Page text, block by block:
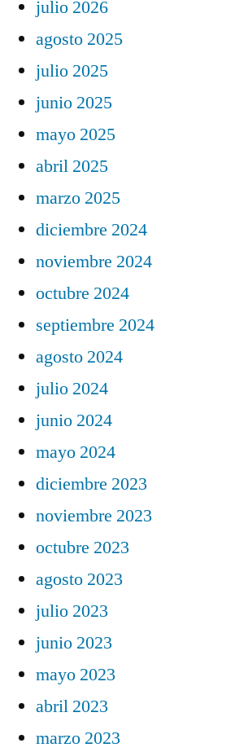
julio 2026
agosto 2025
julio 2025
junio 2025
mayo 2025
abril 2025
marzo 2025
diciembre 2024
noviembre 2024
octubre 2024
septiembre 2024
agosto 2024
julio 2024
junio 2024
mayo 2024
diciembre 2023
noviembre 2023
octubre 2023
agosto 2023
julio 2023
junio 2023
mayo 2023
abril 2023
marzo 2023